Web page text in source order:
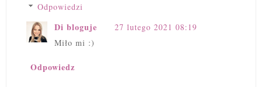
Odpowiedzi
Di bloguje
27 lutego 2021 08:19
Miło mi :)
Odpowiedz